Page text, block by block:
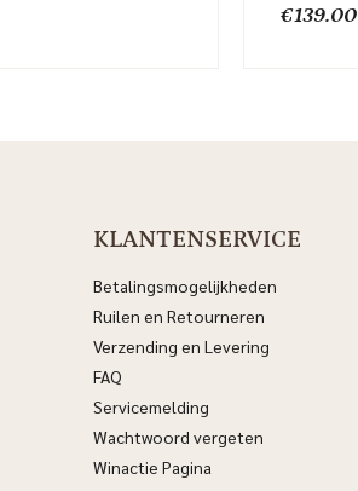
€139.00
KLANTENSERVICE
Betalingsmogelijkheden
Ruilen en Retourneren
Verzending en Levering
FAQ
Servicemelding
Wachtwoord vergeten
Winactie Pagina